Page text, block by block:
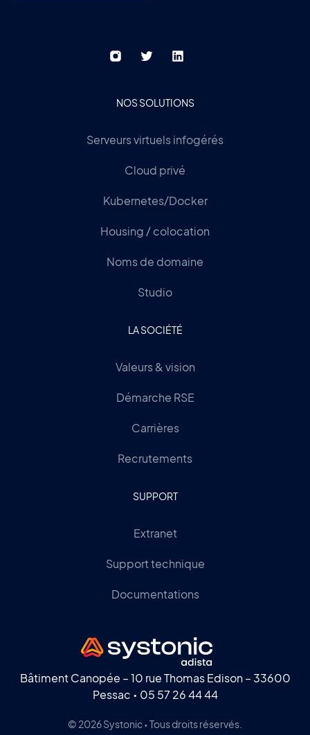
NOS SOLUTIONS
Serveurs virtuels infogérés
Cloud privé
Kubernetes/Docker
Housing / colocation
Noms de domaine
Studio
LA SOCIÉTÉ
Valeurs & vision
Démarche RSE
Carrières
Recrutements
SUPPORT
Extranet
Support technique
Documentations
Bâtiment Canopée – 10 rue Thomas Edison – 33600
Pessac • 05 57 26 44 44
© 2026 Systonic • Tous droits réservés.